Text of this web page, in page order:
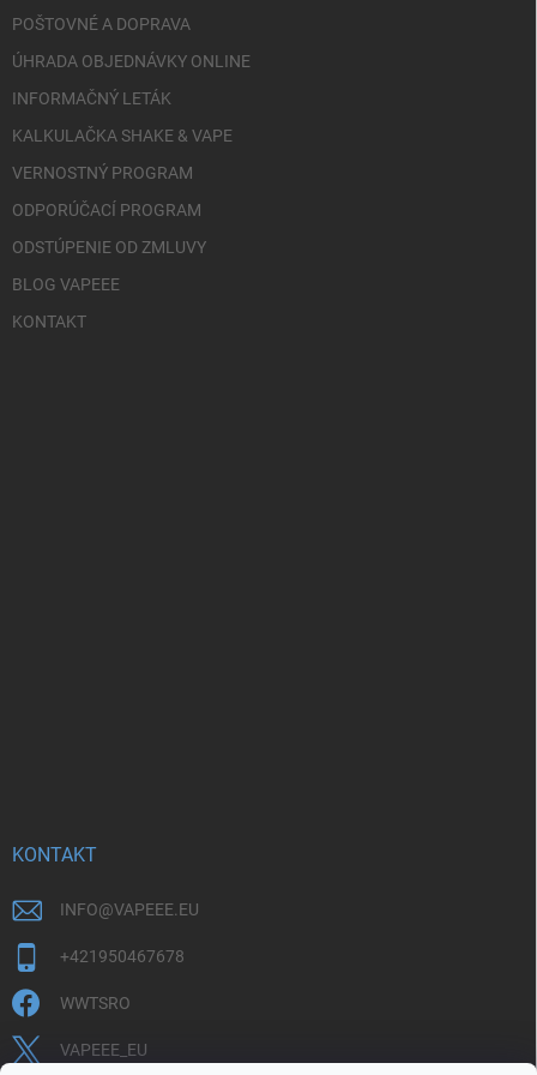
POŠTOVNÉ A DOPRAVA
ÚHRADA OBJEDNÁVKY ONLINE
INFORMAČNÝ LETÁK
KALKULAČKA SHAKE & VAPE
VERNOSTNÝ PROGRAM
ODPORÚČACÍ PROGRAM
ODSTÚPENIE OD ZMLUVY
BLOG VAPEEE
KONTAKT
KONTAKT
INFO@VAPEEE.EU
+421950467678
WWTSRO
VAPEEE_EU